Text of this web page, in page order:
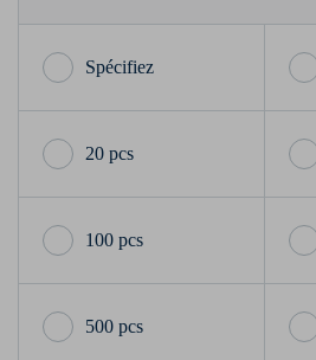
20 pcs
100 pcs
500 pcs